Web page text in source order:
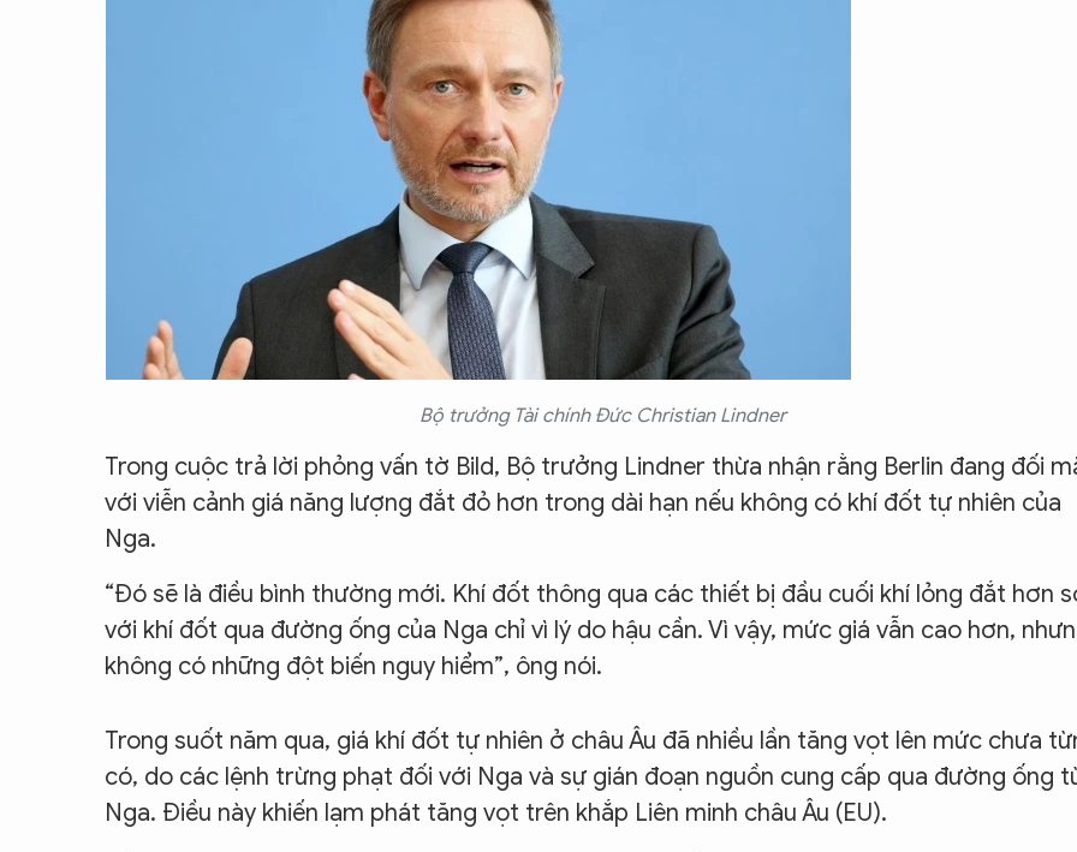
CON ĐƯỜNG KHỞI NGHIỆP
Bộ trưởng Tài chính Đức Christian Lindner
Trong cuộc trả lời phỏng vấn tờ Bild, Bộ trưởng Lindner thừa nhận rằng Berlin đang đối
với viễn cảnh giá năng lượng đắt đỏ hơn trong dài hạn nếu không có khí đốt tự nhiên của
Nga.
“Đó sẽ là điều bình thường mới. Khí đốt thông qua các thiết bị đầu cuối khí lỏng đắt hơn
với khí đốt qua đường ống của Nga chỉ vì lý do hậu cần. Vì vậy, mức giá vẫn cao hơn,
không có những đột biến nguy hiểm”, ông nói.
Trong suốt năm qua, giá khí đốt tự nhiên ở châu Âu đã nhiều lần tăng vọt lên mức chưa
có, do các lệnh trừng phạt đối với Nga và sự gián đoạn nguồn cung cấp qua đường ống
Nga. Điều này khiến ​​lạm phát tăng vọt trên khắp Liên minh châu Âu (EU).